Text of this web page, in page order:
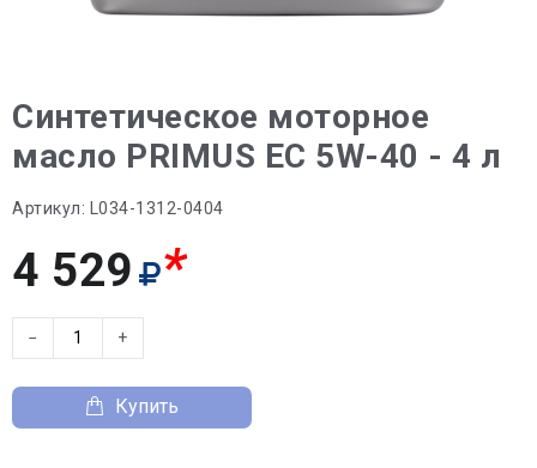
Синтетическое моторное
масло PRIMUS EC 5W-40 - 4 л
Артикул: L034-1312-0404
4 529 *
− +
Купить